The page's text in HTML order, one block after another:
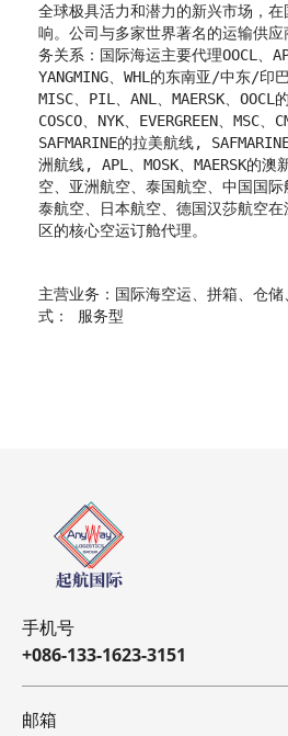
全球极具活力和潜力的新兴市场，
响。公司与多家世界著名的运输供
务关系：国际海运主要代理OOCL、
YANGMING、WHL的东南亚/中东/印巴
MISC、PIL、ANL、MAERSK、
COSCO、NYK、EVERGREEN、MSC、
SAFMARINE的拉美航线,
洲航线, APL、MOSK、MAERSK的
空、亚洲航空、泰国航空、中国国
泰航空、日本航空、德国汉莎航空
区的核心空运订舱代理。
主营业务：国际海空运、拼箱、仓
式： 服务型
手机号
+086-133-1623-3151
邮箱